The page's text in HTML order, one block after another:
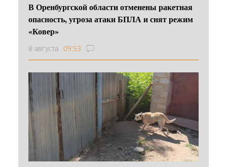
В Оренбургской области отменены ракетная
опасность, угроза атаки БПЛА и снят режим
«Ковер»
8 августа 09:53